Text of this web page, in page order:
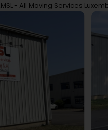
- All Moving Services